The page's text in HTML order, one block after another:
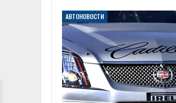
АВТОНОВОСТИ